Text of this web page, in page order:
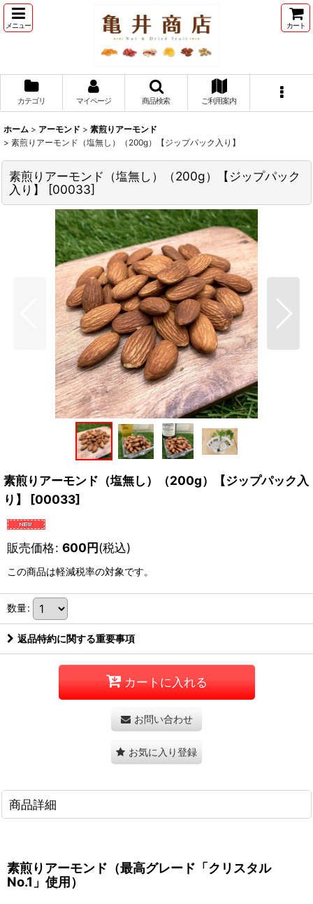
メニュー カート
カテゴリ マイページ 商品検索 ご利用案内
ホーム > アーモンド > 素煎りアーモンド
> 素煎りアーモンド（塩無し）（200g）【ジップパック入り】
素煎りアーモンド（塩無し）（200g）【ジップパック
入り】
[00033]
素煎りアーモンド（塩無し）（200g）【ジップパック入
り】
[00033]
販売価格: 600円(税込)
この商品は軽減税率の対象です。
数量:
返品特約に関する重要事項
カートに入れる
お問い合わせ
お気に入り登録
商品詳細
素煎りアーモンド（最高グレード「クリスタル
No.1」使用）